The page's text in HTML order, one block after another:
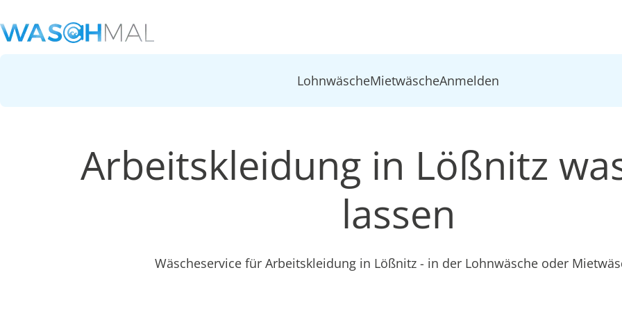
LohnwäscheMietwäscheAnmelden
Arbeitskleidung in Lößnitz
lassen
Wäscheservice für Arbeitskleidung in Lößnitz - in der Lohnwäsche oder